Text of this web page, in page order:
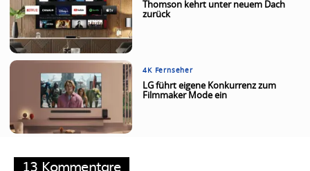
Thomson kehrt unter neuem Dach
zurück
4K Fernseher
LG führt eigene Konkurrenz zum
Filmmaker Mode ein
13 Kommentare